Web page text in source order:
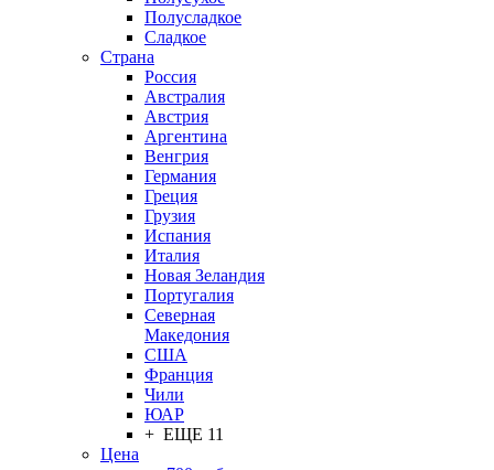
Полусладкое
Сладкое
Страна
Россия
Австралия
Австрия
Аргентина
Венгрия
Германия
Греция
Грузия
Испания
Италия
Новая Зеландия
Португалия
Северная
Македония
США
Франция
Чили
ЮАР
+ ЕЩЕ 11
Цена